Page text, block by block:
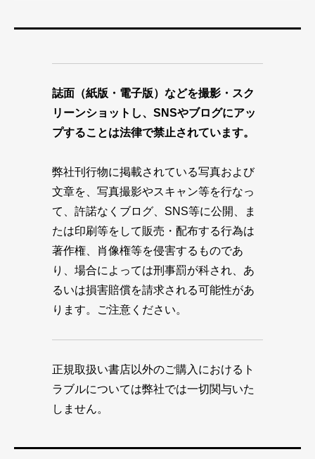
誌面（紙版・電子版）などを撮影・スク
リーンショットし、SNSやブログにアッ
プすることは法律で禁止されています。
弊社刊行物に掲載されている写真および
文章を、写真撮影やスキャン等を行なっ
て、許諾なくブログ、SNS等に公開、ま
たは印刷等をして販売・配布する行為は
著作権、肖像権等を侵害するものであ
り、場合によっては刑事罰が科され、あ
るいは損害賠償を請求される可能性があ
ります。ご注意ください。
正規取扱い書店以外のご購入におけるト
ラブルについては弊社では一切関与いた
しません。